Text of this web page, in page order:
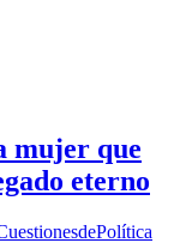
mujer que
eterno